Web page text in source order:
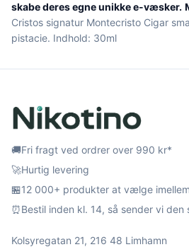
skabe deres egne unikke e-væsker.
Cristos signatur Montecristo Cigar
pistacie. Indhold: 30ml
🚚Fri fragt ved ordrer over 990 kr*
🚀Hurtig levering
🏪12 000+ produkter at vælge imellem
⏰Bestil inden kl. 14, så sender vi den
Kolsyregatan 21, 216 48 Limhamn